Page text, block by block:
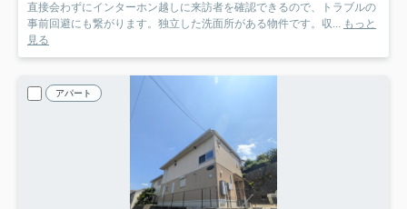
直接会わずにインターホン越しに来訪者を確認できるので、トラブルの
事前回避にも繋がります。独立した洗面所がある物件です。収... もっと
見る
アパート